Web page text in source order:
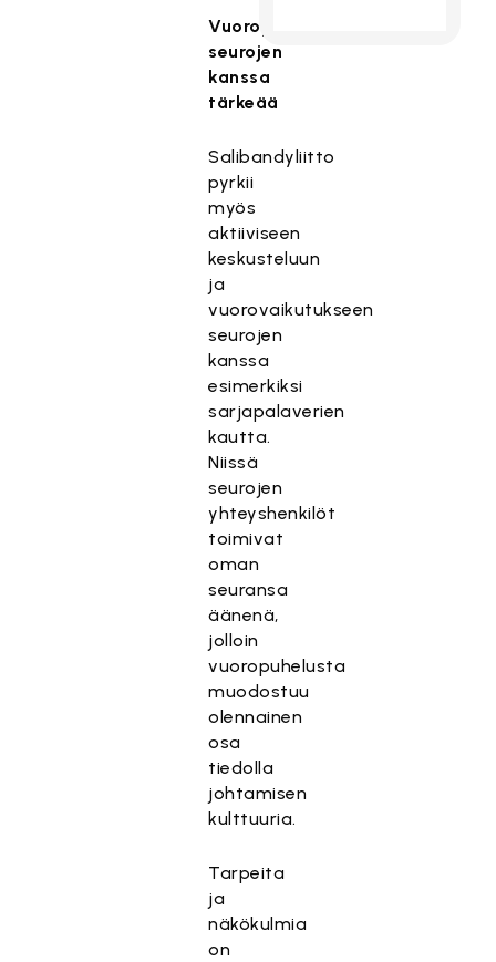
Vuoropuhelu
seurojen
kanssa
tärkeää
Salibandyliitto
pyrkii
myös
aktiiviseen
keskusteluun
ja
vuorovaikutukseen
seurojen
kanssa
esimerkiksi
sarjapalaverien
kautta.
Niissä
seurojen
yhteyshenkilöt
toimivat
oman
seuransa
äänenä,
jolloin
vuoropuhelusta
muodostuu
olennainen
osa
tiedolla
johtamisen
kulttuuria.
Tarpeita
ja
näkökulmia
on